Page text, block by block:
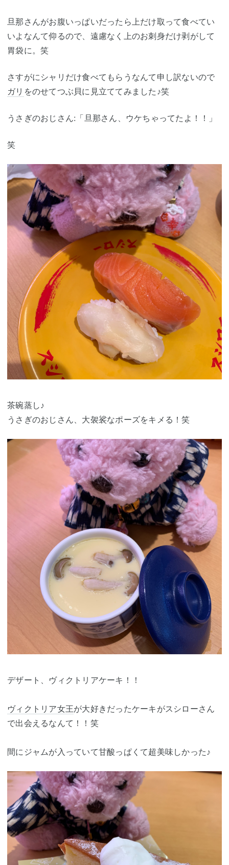
旦那さんがお腹いっぱいだったら上だけ取って食べてい
いよなんて仰るので、遠慮なく上のお刺身だけ剥がして
胃袋に。笑
さすがにシャリだけ食べてもらうなんて申し訳ないので
ガリ をのせてつぶ貝に見立ててみました♪笑
うさぎのおじさん:「旦那さん、ウケちゃってたよ！！」
笑
茶碗蒸し♪
うさぎのおじさん、大袈裟なポーズをキメる！笑
デザート、ヴィクトリアケーキ！！
ヴィクトリア女王が大好きだったケーキがスシローさん
で出会えるなんて！！笑
間にジャムが入っていて甘酸っぱくて超美味しかった♪